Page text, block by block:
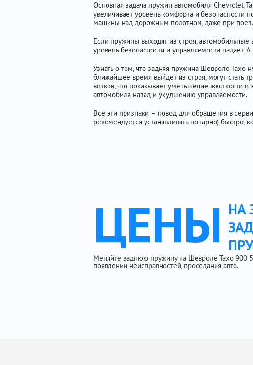
Основная задача пружин автомобиля Chevrolet
увеличивает уровень комфорта и безопасности
машины над дорожным полотном, даже при
Если пружины выходят из строя, автомобильные
уровень безопасности и управляемости падает.
Узнать о том, что задняя пружина Шевроле Тахо
ближайшее время выйдет из строя, могут стать
витков, что показывает уменьшение
автомобиля назад и ухудшению управляемости.
Все эти признаки – повод для обращения в
рекомендуется устанавливать попарно) быстро,
ЦЕНЫ НА
Меняйте заднюю пружину на Шевроле Тахо 900
появлении неисправностей, проседания авто.